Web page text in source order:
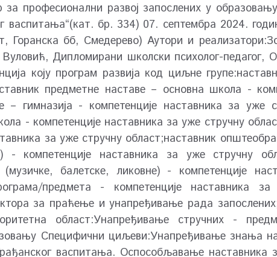
за професионални развој запослених у
васпитања“(кат. бр. 334) 07. септембра 2024.
Горанска бб, Смедерево) Аутори и
Дипломирани школски психолог-
коју програм развија код циљне
предметне наставе – основна школа -
– гимназија - компетенције наставника за уже
- компетенције наставника за уже стручну
за уже стручну област;наставник
- компетенције наставника за уже стручну
балетске, ликовне) - компетенције
предмета - компетенције наставника
за праћење и унапређивање рада
област:Унапређивање стручних -
Специфични циљеви:Унапређивање знања
васпитања. Оспособљавање наставника